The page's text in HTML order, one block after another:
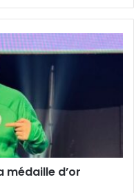
médaille d’or